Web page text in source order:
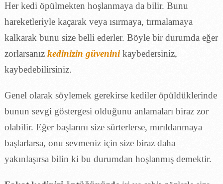
Her kedi öpülmekten hoşlanmaya da bilir. Bunu
hareketleriyle kaçarak veya ısırmaya, tırmalamaya
kalkarak bunu size belli ederler. Böyle bir durumda eğer
zorlarsanız kedinizin güveninikaybedersiniz,
kaybedebilirsiniz.
Genel olarak söylemek gerekirse kediler öpüldüklerinde
bunun sevgi göstergesi olduğunu anlamaları biraz zor
olabilir. Eğer başlarını size sürterlerse, mırıldanmaya
başlarlarsa, onu sevmeniz için size biraz daha
yakınlaşırsa bilin ki bu durumdan hoşlanmış demektir.